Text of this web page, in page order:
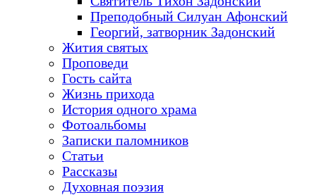
Преподобный Силуан Афонский
Георгий, затворник Задонский
Жития святых
Проповеди
Гость сайта
Жизнь прихода
История одного храма
Фотоальбомы
Записки паломников
Статьи
Рассказы
Духовная поэзия